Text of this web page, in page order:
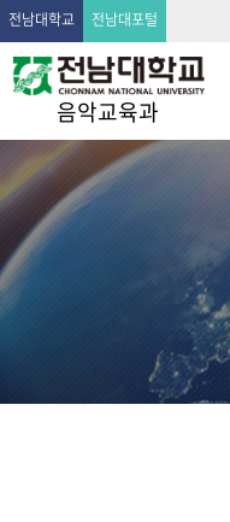
전남대학교 전남대포털
음악교육과